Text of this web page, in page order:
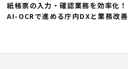
紙帳票の入力・確認業務を効率化！
AI-OCRで進める庁内DXと業務改善